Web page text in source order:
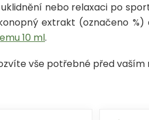
uklidnění nebo relaxaci po
extrakt (označeno %)
10 ml.
vše potřebné před vaším